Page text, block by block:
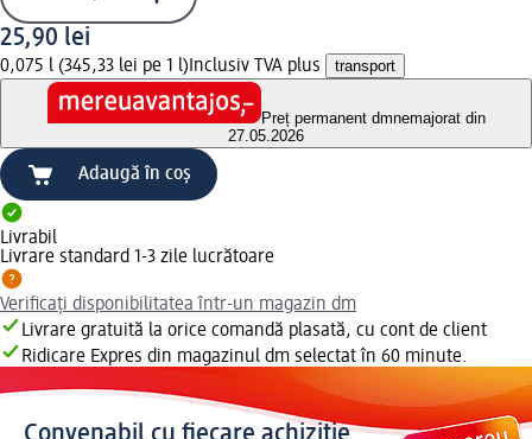
25,90 lei
0,075 l (345,33 lei pe 1 l) Inclusiv TVA plus transport
Preț permanent dmnemajorat din
27.05.2026
Adaugă în coș
Livrabil
Livrare standard 1-3 zile lucrătoare
Verificați disponibilitatea într-un magazin dm
Livrare gratuită la orice comandă plasată, cu cont de client
Ridicare Expres din magazinul dm selectat în 60 minute.